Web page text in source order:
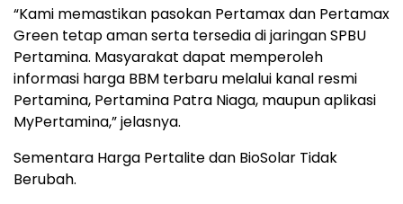
“Kami memastikan pasokan Pertamax dan Pertamax
Green tetap aman serta tersedia di jaringan SPBU
Pertamina. Masyarakat dapat memperoleh
informasi harga BBM terbaru melalui kanal resmi
Pertamina, Pertamina Patra Niaga, maupun aplikasi
MyPertamina,” jelasnya.
Sementara Harga Pertalite dan BioSolar Tidak
Berubah.